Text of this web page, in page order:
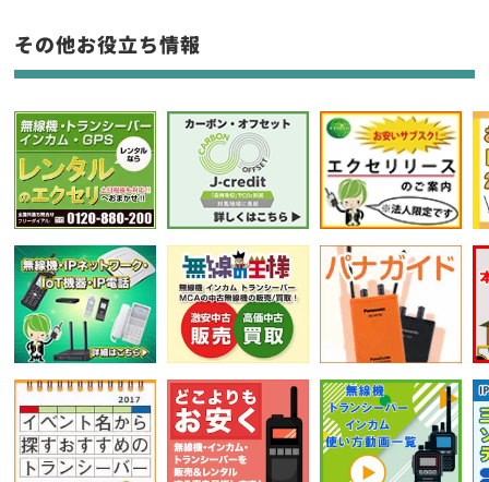
フリーワード入力(製品名等)
選択条件をリセット
その他お役立ち情報